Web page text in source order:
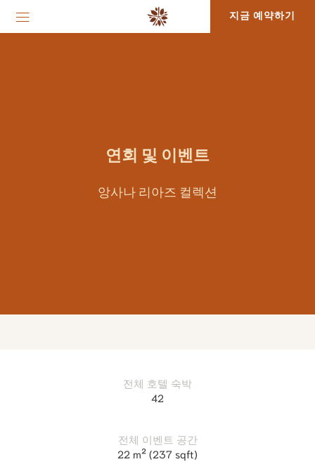
지금 예약하기
연회 및 이벤트
앙사나 리아즈 컬렉션
전체 호텔 숙박
42
전체 이벤트 공간
22 m² (237 sqft)